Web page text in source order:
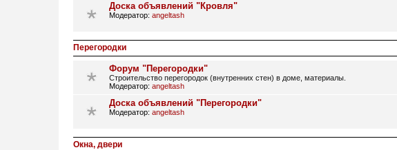
Доска объявлений "Кровля"
Модератор: angeltash
Перегородки
Форум "Перегородки"
Строительство перегородок (внутренних стен) в доме, материалы.
Модератор: angeltash
Доска объявлений "Перегородки"
Модератор: angeltash
Окна, двери